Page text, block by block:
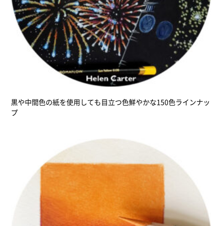
黒や中間色の紙を使用しても目立つ色鮮やかな150色ラインナッ
プ